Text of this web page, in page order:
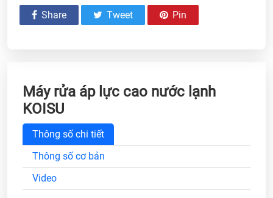
Share Tweet Pin
Máy rửa áp lực cao nước lạnh
KOISU
Thông số chi tiết
Thông số cơ bản
Video